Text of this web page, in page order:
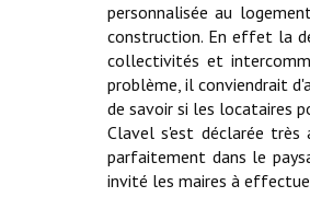
personnalisée au
construction. En effet la
collectivités et
problème, il conviendrait
de savoir si les locataires
Clavel s'est déclarée
parfaitement dans le
invité les maires à